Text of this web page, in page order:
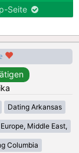
Seite
Dating Arkansas
Middle East,
Columbia